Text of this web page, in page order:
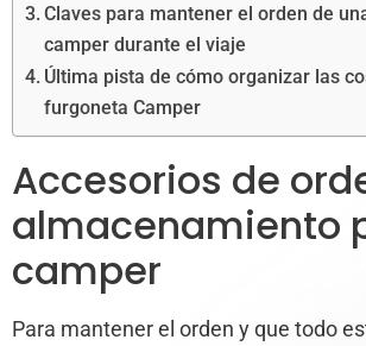
Claves para mantener el orden de
camper durante el viaje
Última pista de cómo organizar las
furgoneta Camper
Accesorios de
almacenamiento
camper
Para mantener el orden y que todo